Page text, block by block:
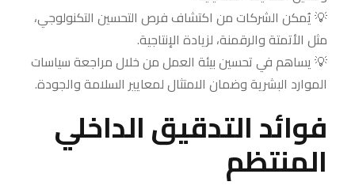
💡 يُمكن الشركات من اكتشاف فرص التحسين التكنولوجي،
مثل الأتمتة والرقمنة، لزيادة الإنتاجية.
💡 يساهم في تحسين بيئة العمل من خلال مراجعة سياسات
الموارد البشرية وضمان الامتثال لمعايير السلامة والجودة.
فوائد التدقيق الداخلي
المنتظم